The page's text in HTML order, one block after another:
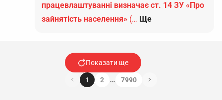
працевлаштуванні визначає ст. 14 ЗУ «Про
зайнятість населення» (… Ще
Показати ще
1 2 … 7990